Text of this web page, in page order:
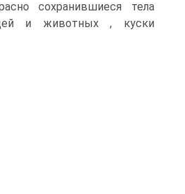
сохранившиеся тела
и животных , куски